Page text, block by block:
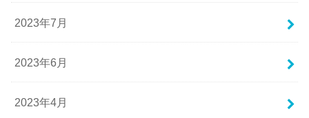
2023年7月
2023年6月
2023年4月